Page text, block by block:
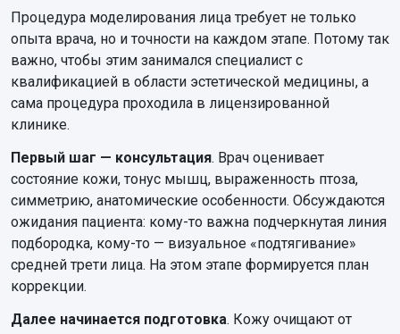
Процедура моделирования лица требует не только
опыта врача, но и точности на каждом этапе. Потому так
важно, чтобы этим занимался специалист с
квалификацией в области эстетической медицины, а
сама процедура проходила в лицензированной
клинике.
Первый шаг — консультация. Врач оценивает
состояние кожи, тонус мышц, выраженность птоза,
симметрию, анатомические особенности. Обсуждаются
ожидания пациента: кому-то важна подчеркнутая линия
подбородка, кому-то — визуальное «подтягивание»
средней трети лица. На этом этапе формируется план
коррекции.
Далее начинается подготовка. Кожу очищают от